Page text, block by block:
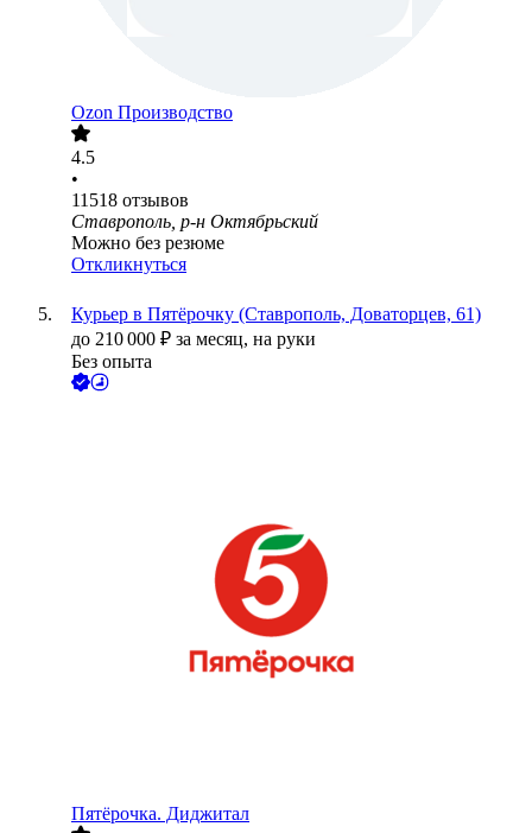
Ozon Производство
4.5
•
11518 отзывов
Ставрополь, р-н Октябрьский
Можно без резюме
Откликнуться
Курьер в Пятёрочку (Ставрополь, Доваторцев, 61)
до 210 000 ₽ за месяц, на руки
Без опыта
Пятёрочка. Диджитал